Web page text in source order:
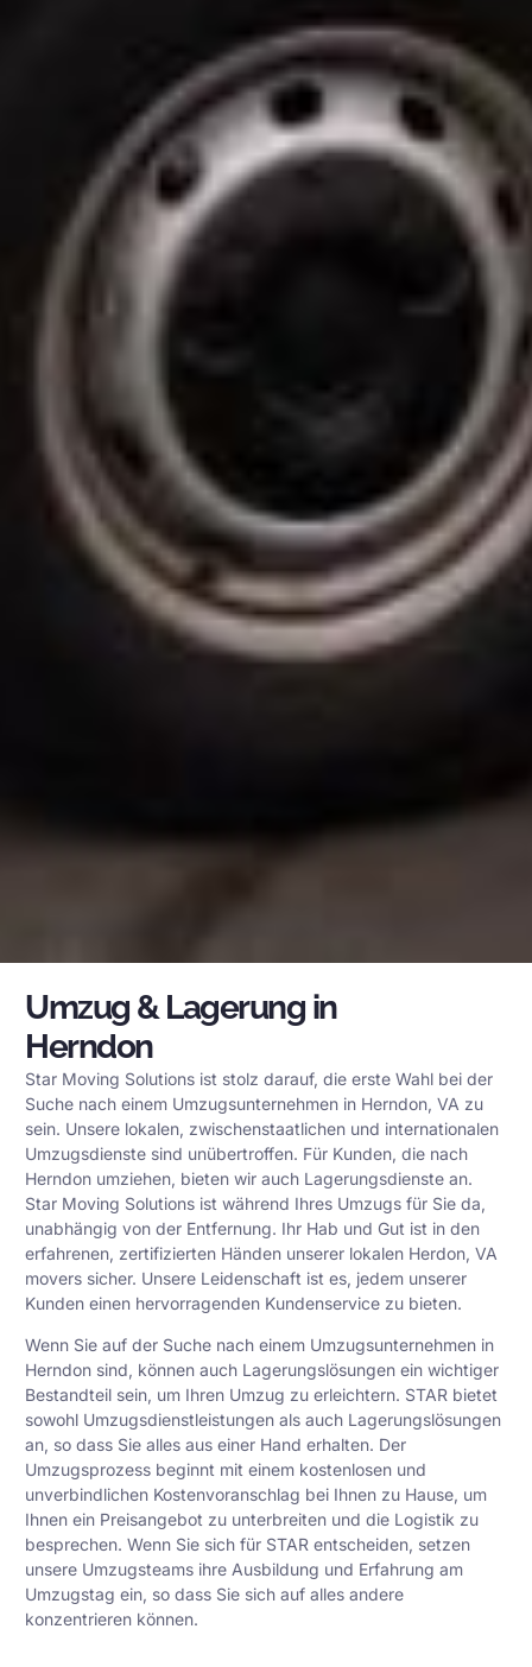
Umzug & Lagerung in
Herndon
Star Moving Solutions ist stolz darauf, die erste Wahl bei der
Suche nach einem Umzugsunternehmen in Herndon, VA zu
sein. Unsere lokalen, zwischenstaatlichen und internationalen
Umzugsdienste sind unübertroffen. Für Kunden, die nach
Herndon umziehen, bieten wir auch Lagerungsdienste an.
Star Moving Solutions ist während Ihres Umzugs für Sie da,
unabhängig von der Entfernung. Ihr Hab und Gut ist in den
erfahrenen, zertifizierten Händen unserer lokalen Herdon, VA
movers sicher. Unsere Leidenschaft ist es, jedem unserer
Kunden einen hervorragenden Kundenservice zu bieten.
Wenn Sie auf der Suche nach einem Umzugsunternehmen in
Herndon sind, können auch Lagerungslösungen ein wichtiger
Bestandteil sein, um Ihren Umzug zu erleichtern. STAR bietet
sowohl Umzugsdienstleistungen als auch Lagerungslösungen
an, so dass Sie alles aus einer Hand erhalten. Der
Umzugsprozess beginnt mit einem kostenlosen und
unverbindlichen Kostenvoranschlag bei Ihnen zu Hause, um
Ihnen ein Preisangebot zu unterbreiten und die Logistik zu
besprechen. Wenn Sie sich für STAR entscheiden, setzen
unsere Umzugsteams ihre Ausbildung und Erfahrung am
Umzugstag ein, so dass Sie sich auf alles andere
konzentrieren können.